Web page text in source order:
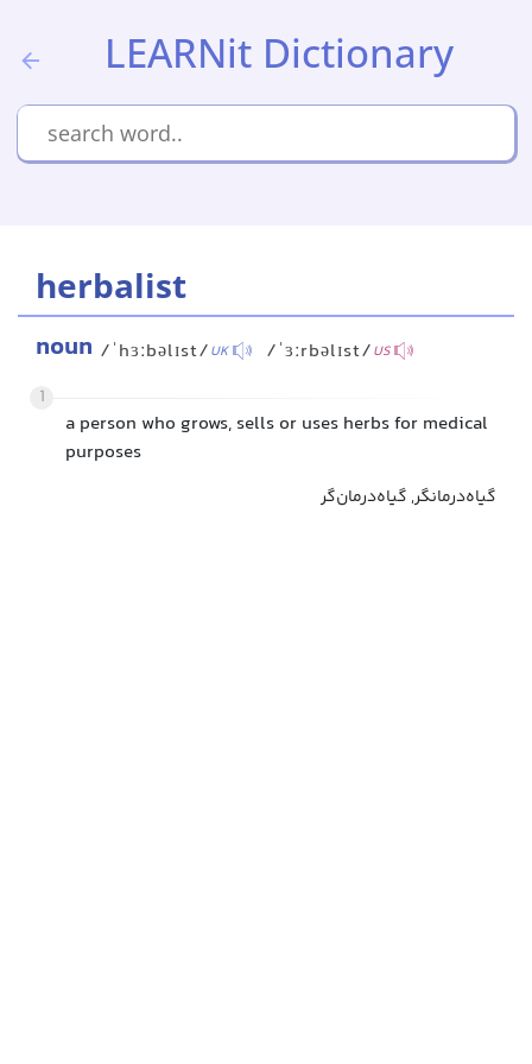
LEARNit Dictionary
herbalist
noun /ˈhɜːbəlɪst/UK /ˈɜːrbəlɪst/US
1
a person who grows, sells or uses herbs for medical
purposes
گیاه‌درمانگر, گیاه‌درمان‌گر